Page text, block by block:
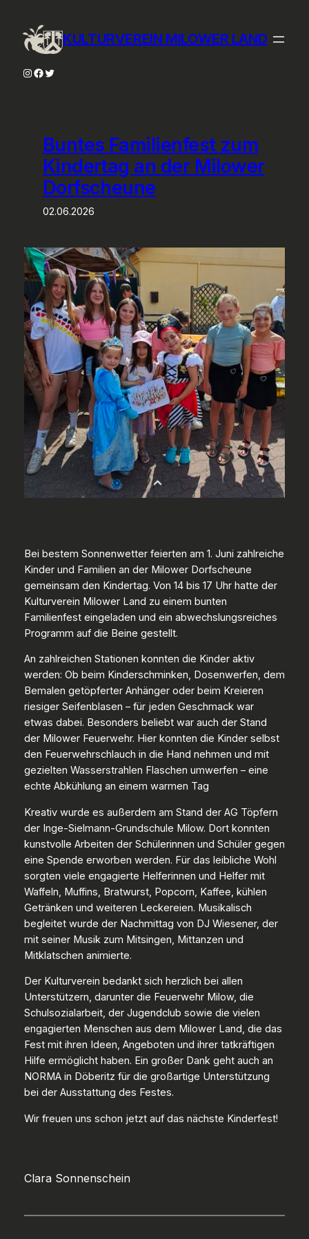
Inhalt
springen
KULTURVEREIN MILOWER LAND
Instagram
Facebook
Twitter
Buntes Familienfest zum
Kindertag an der Milower
Dorfscheune
02.06.2026
Bei bestem Sonnenwetter feierten am 1. Juni zahlreiche
Kinder und Familien an der Milower Dorfscheune
gemeinsam den Kindertag. Von 14 bis 17 Uhr hatte der
Kulturverein Milower Land zu einem bunten
Familienfest eingeladen und ein abwechslungsreiches
Programm auf die Beine gestellt.
An zahlreichen Stationen konnten die Kinder aktiv
werden: Ob beim Kinderschminken, Dosenwerfen, dem
Bemalen getöpferter Anhänger oder beim Kreieren
riesiger Seifenblasen – für jeden Geschmack war
etwas dabei. Besonders beliebt war auch der Stand
der Milower Feuerwehr. Hier konnten die Kinder selbst
den Feuerwehrschlauch in die Hand nehmen und mit
gezielten Wasserstrahlen Flaschen umwerfen – eine
echte Abkühlung an einem warmen Tag
Kreativ wurde es außerdem am Stand der AG Töpfern
der Inge-Sielmann-Grundschule Milow. Dort konnten
kunstvolle Arbeiten der Schülerinnen und Schüler gegen
eine Spende erworben werden. Für das leibliche Wohl
sorgten viele engagierte Helferinnen und Helfer mit
Waffeln, Muffins, Bratwurst, Popcorn, Kaffee, kühlen
Getränken und weiteren Leckereien. Musikalisch
begleitet wurde der Nachmittag von DJ Wiesener, der
mit seiner Musik zum Mitsingen, Mittanzen und
Mitklatschen animierte.
Der Kulturverein bedankt sich herzlich bei allen
Unterstützern, darunter die Feuerwehr Milow, die
Schulsozialarbeit, der Jugendclub sowie die vielen
engagierten Menschen aus dem Milower Land, die das
Fest mit ihren Ideen, Angeboten und ihrer tatkräftigen
Hilfe ermöglicht haben. Ein großer Dank geht auch an
NORMA in Döberitz für die großartige Unterstützung
bei der Ausstattung des Festes.
Wir freuen uns schon jetzt auf das nächste Kinderfest!
Clara Sonnenschein